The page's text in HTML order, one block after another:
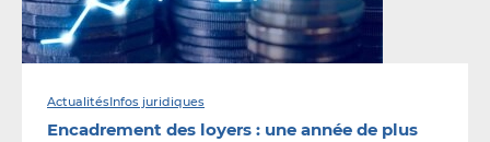
ActualitésInfos juridiques
Encadrement des loyers : une année de plus